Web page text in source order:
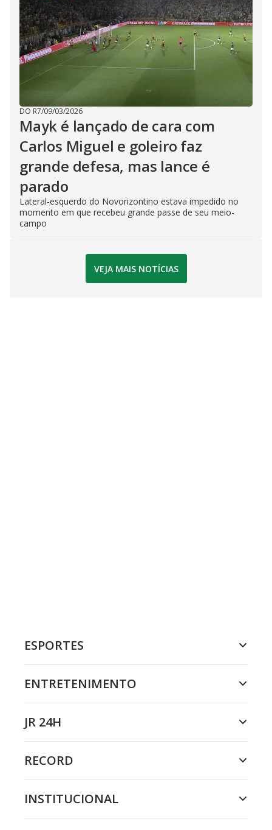
DO R7/09/03/2026
Mayk é lançado de cara com
Carlos Miguel e goleiro faz
grande defesa, mas lance é
parado
Lateral-esquerdo do Novorizontino estava impedido no
momento em que recebeu grande passe de seu meio-
campo
VEJA MAIS NOTÍCIAS
ESPORTES
ENTRETENIMENTO
JR 24H
RECORD
INSTITUCIONAL